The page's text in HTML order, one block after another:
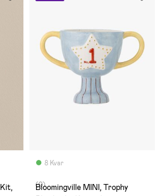
8 Kvar
(0)
Bloomingville MINI, Trophy